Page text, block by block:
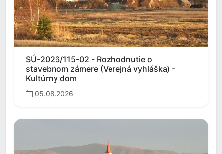
SÚ-2026/115-02 - Rozhodnutie o
stavebnom zámere (Verejná vyhláška) -
Kultúrny dom
05.08.2026